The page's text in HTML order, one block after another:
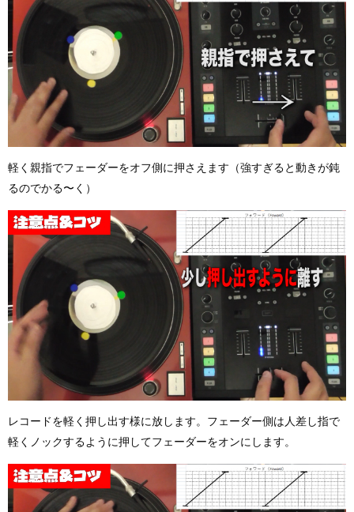
軽く親指でフェーダーをオフ側に押さえます（強すぎると動きが鈍
るのでかる〜く）
レコードを軽く押し出す様に放します。フェーダー側は人差し指で
軽くノックするように押してフェーダーをオンにします。